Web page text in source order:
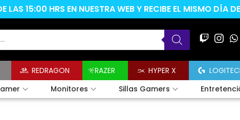
LAS 15:00 HRS EN NUESTRA WEB Y RECIBE EL MISMO DÍA
REDRAGON RAZER HYPER X
Monitores Sillas Gamers